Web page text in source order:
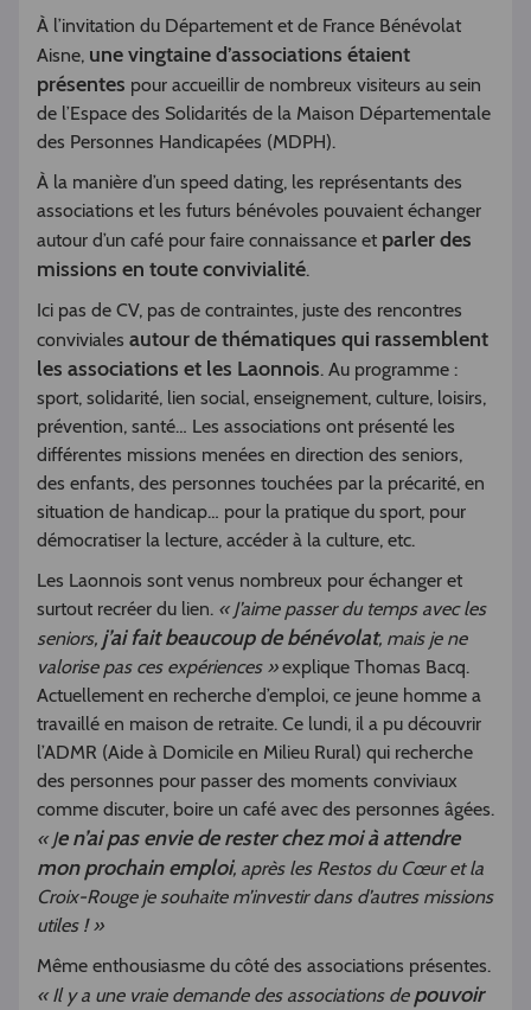
À l’invitation du Département et de France Bénévolat
Aisne, une vingtaine d’associations étaient
présentes pour accueillir de nombreux visiteurs au sein
de l’Espace des Solidarités de la Maison Départementale
des Personnes Handicapées (MDPH).
À la manière d’un speed dating, les représentants des
associations et les futurs bénévoles pouvaient échanger
autour d’un café pour faire connaissance et parler des
missions en toute convivialité.
Ici pas de CV, pas de contraintes, juste des rencontres
conviviales autour de thématiques qui rassemblent
les associations et les Laonnois. Au programme :
sport, solidarité, lien social, enseignement, culture, loisirs,
prévention, santé… Les associations ont présenté les
différentes missions menées en direction des seniors,
des enfants, des personnes touchées par la précarité, en
situation de handicap… pour la pratique du sport, pour
démocratiser la lecture, accéder à la culture, etc.
Les Laonnois sont venus nombreux pour échanger et
surtout recréer du lien. « J’aime passer du temps avec les
seniors, j’ai fait beaucoup de bénévolat, mais je ne
valorise pas ces expériences »explique Thomas Bacq.
Actuellement en recherche d’emploi, ce jeune homme a
travaillé en maison de retraite. Ce lundi, il a pu découvrir
l’ADMR (Aide à Domicile en Milieu Rural) qui recherche
des personnes pour passer des moments conviviaux
comme discuter, boire un café avec des personnes âgées.
« Je n’ai pas envie de rester chez moi à attendre
mon prochain emploi, après les Restos du Cœur et la
Croix-Rouge je souhaite m’investir dans d’autres missions
utiles ! »
Même enthousiasme du côté des associations présentes.
« Il y a une vraie demande des associations de pouvoir